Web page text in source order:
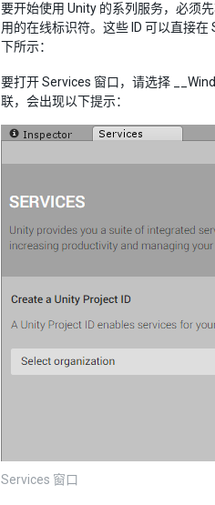
要开始使用 Unity 的系列服务，必须
用的在线标识符。这些 ID 可以直接
下所示：
要打开 Services 窗口，请选择
联，会出现以下提示：
Services 窗口